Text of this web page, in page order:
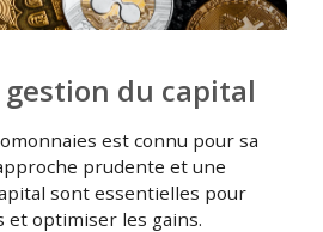
gestion du capital
est connu pour sa
prudente et une
sont essentielles pour
optimiser les gains.